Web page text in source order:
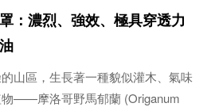
：濃烈、強效、極具穿透力
山區，生長著一種貌似灌木、氣味
——摩洛哥野馬郁蘭 (Origanum